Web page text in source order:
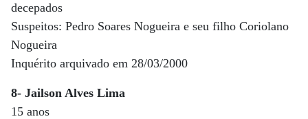
decepados
Suspeitos: Pedro Soares Nogueira e seu filho Coriolano
Nogueira
Inquérito arquivado em 28/03/2000
8- Jailson Alves Lima
15 anos